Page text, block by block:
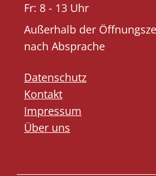
Fr: 8 - 13 Uhr
Außerhalb der
nach Absprache
Datenschutz
Kontakt
Impressum
Über uns